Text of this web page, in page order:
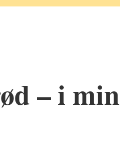
– i min